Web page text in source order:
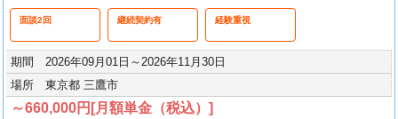
面談2回 継続契約有 経験重視
期間 2026年09月01日～2026年11月30日
場所 東京都 三鷹市
～660,000円[月額単金（税込）]